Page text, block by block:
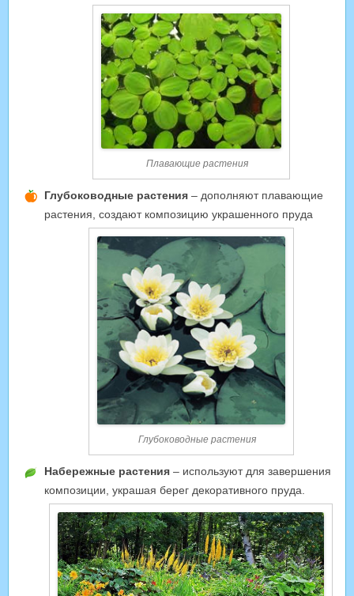
Плавающие растения
Глубоководные растения – дополняют плавающие
растения, создают композицию украшенного пруда
Глубоководные растения
Набережные растения – используют для завершения
композиции, украшая берег декоративного пруда.